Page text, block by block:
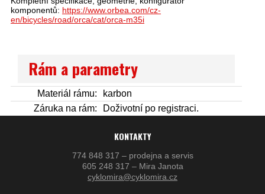
komponentů: https://www.orbea.com/cz-
en/bicycles/road/orca/cat/orca-m35i
Rám a parametry
Materiál rámu:
karbon
Záruka na rám:
Doživotní po registraci.
KONTAKTY
774 848 317 – prodejna a servis
605 248 317 – Mira Janota
cyklomira@cyklomira.cz